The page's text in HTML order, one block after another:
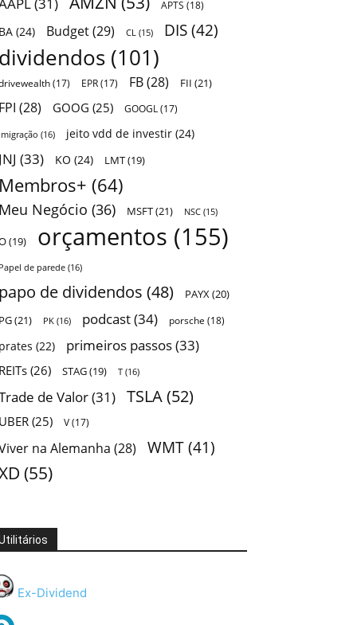
(31) APTS (18)
(24) Budget(29) CL (15) DIS (42)
(101)
(17) EPR(17) FB(28) FII (21)
(28) GOOG (25) GOOGL(17)
(16) jeito vdd de investir (24)
(33) KO (24) LMT(19)
(64)
Negócio (36) MSFT(21) NSC (15)
(19) orçamentos (155)
de parede (16)
de dividendos (48) PAYX(20)
(21) PK (16) podcast(34) porsche (18)
(22) primeiros passos(33)
(26) STAG(19) T (16)
de Valor(31) TSLA(52)
(25) V(17)
na Alemanha (28) WMT (41)
(55)
Ex-Dividend